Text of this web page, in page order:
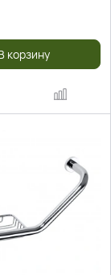
корзину